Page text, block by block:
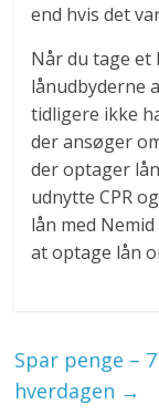
end hvis det
Når du tage et
lånudbyderne
tidligere ikke
der ansøger
der optager
udnytte CPR
lån med
at optage lån
Spar penge –
hverdagen →